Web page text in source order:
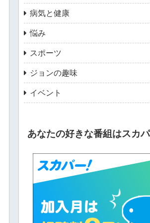
病気と健康
悩み
スポーツ
ジョンの趣味
イベント
あなたの好きな番組はスカパ